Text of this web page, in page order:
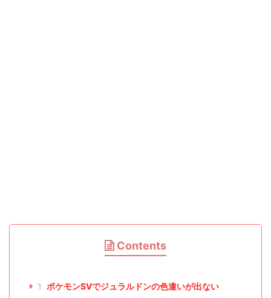
Contents
1 ポケモンSVでジュラルドンの色違いが出ない